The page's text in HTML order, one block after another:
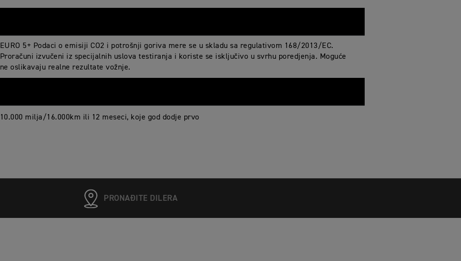
EURO 5+ Podaci o emisiji CO2 i potrošnji goriva mere se u skladu sa regulativom 168/2013/EC.
Proračuni izvučeni iz specijalnih uslova testiranja i koriste se isključivo u svrhu poredjenja. Moguće
ne oslikavaju realne rezultate vožnje.
10.000 milja/16.000km ili 12 meseci, koje god dodje prvo
PRONAĐITE DILERA